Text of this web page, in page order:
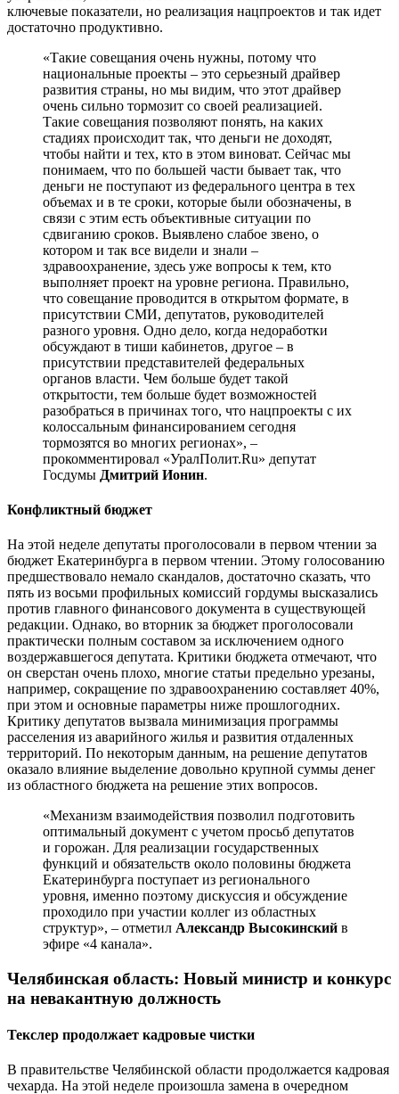
ключевые показатели, но реализация нацпроектов и так идет
достаточно продуктивно.
«Такие совещания очень нужны, потому что
национальные проекты – это серьезный драйвер
развития страны, но мы видим, что этот драйвер
очень сильно тормозит со своей реализацией.
Такие совещания позволяют понять, на каких
стадиях происходит так, что деньги не доходят,
чтобы найти и тех, кто в этом виноват. Сейчас мы
понимаем, что по большей части бывает так, что
деньги не поступают из федерального центра в тех
объемах и в те сроки, которые были обозначены, в
связи с этим есть объективные ситуации по
сдвиганию сроков. Выявлено слабое звено, о
котором и так все видели и знали –
здравоохранение, здесь уже вопросы к тем, кто
выполняет проект на уровне региона. Правильно,
что совещание проводится в открытом формате, в
присутствии СМИ, депутатов, руководителей
разного уровня. Одно дело, когда недоработки
обсуждают в тиши кабинетов, другое – в
присутствии представителей федеральных
органов власти. Чем больше будет такой
открытости, тем больше будет возможностей
разобраться в причинах того, что нацпроекты с их
колоссальным финансированием сегодня
тормозятся во многих регионах», –
прокомментировал «УралПолит.Ru» депутат
Госдумы Дмитрий Ионин.
Конфликтный бюджет
На этой неделе депутаты проголосовали в первом чтении за
бюджет Екатеринбурга в первом чтении. Этому голосованию
предшествовало немало скандалов, достаточно сказать, что
пять из восьми профильных комиссий гордумы высказались
против главного финансового документа в существующей
редакции. Однако, во вторник за бюджет проголосовали
практически полным составом за исключением одного
воздержавшегося депутата. Критики бюджета отмечают, что
он сверстан очень плохо, многие статьи предельно урезаны,
например, сокращение по здравоохранению составляет 40%,
при этом и основные параметры ниже прошлогодних.
Критику депутатов вызвала минимизация программы
расселения из аварийного жилья и развития отдаленных
территорий. По некоторым данным, на решение депутатов
оказало влияние выделение довольно крупной суммы денег
из областного бюджета на решение этих вопросов.
«Механизм взаимодействия позволил подготовить
оптимальный документ с учетом просьб депутатов
и горожан. Для реализации государственных
функций и обязательств около половины бюджета
Екатеринбурга поступает из регионального
уровня, именно поэтому дискуссия и обсуждение
проходило при участии коллег из областных
структур», – отметил Александр Высокинский в
эфире «4 канала».
Челябинская область: Новый министр и конкурс
на невакантную должность
Текслер продолжает кадровые чистки
В правительстве Челябинской области продолжается кадровая
чехарда. На этой неделе произошла замена в очередном